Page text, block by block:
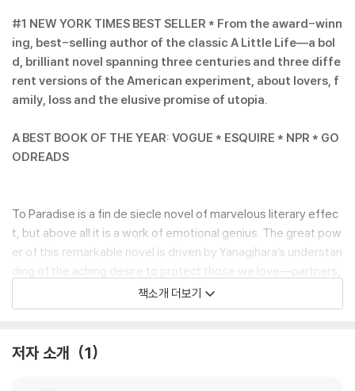
#1 NEW YORK TIMES BEST SELLER * From the award-winn
ing, best-selling author of the classic A Little Life―a bol
d, brilliant novel spanning three centuries and three diffe
rent versions of the American experiment, about lovers, f
amily, loss and the elusive promise of utopia.
A BEST BOOK OF THE YEAR: VOGUE * ESQUIRE * NPR * GO
ODREADS
To Paradise is a fin de siecle novel of marvelous literary effec
t, but above all it is a work of emotional genius. The great pow
er of this remarkable novel is driven by Yanagihara’s understan
ding of the aching desire to protect those we love―partners,
lovers, children, friends, family, and even our fellow citizens―
and the pain that ensues when we cannot.
In an alternate version of 1893 America, New York is part of th
책소개 더보기
저자 소개 1